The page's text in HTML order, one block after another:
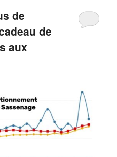
de
de
aux